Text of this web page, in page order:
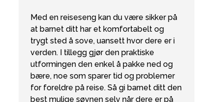
Med en reiseseng kan du være sikker på
at barnet ditt har et komfortabelt og
trygt sted å sove, uansett hvor dere er i
verden. I tillegg gjør den praktiske
utformingen den enkel å pakke ned og
bære, noe som sparer tid og problemer
for foreldre på reise. Så gi barnet ditt den
best mulige søvnen selv når dere er på